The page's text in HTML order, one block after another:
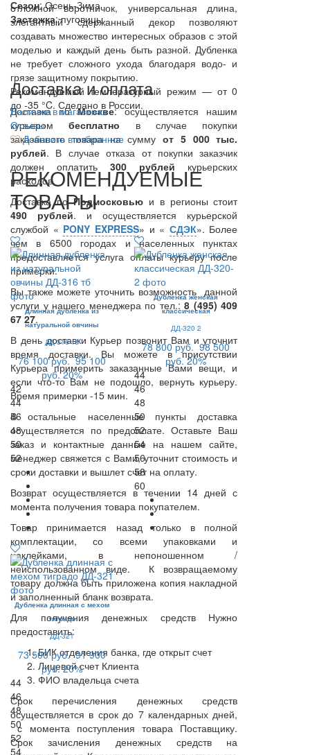
отложной воротничок, универсальная длина,
элегантный сдержанный декор позволяют
создавать множество интересных образов с этой
моделью и каждый день быть разной. Дубленка
не требует сложного ухода благодаря водо- и
грязе защитному покрытию.
Рекомендуемый температурный режим — от 0
до -35 °C. Сделано в России.
Сезон: Осень-Зима
Застежка: пуговицы
Доставка и оплата
Доставка поМоскве: осуществляется нашим
курьеромбесплатно в случае покупки
заказанного товара на суммуот 5 000 тыс.
рублей. В случае отказа от покупки заказчик
должен оплатить300 рублей курьерских
расходов.
Доставка поПодмосковью и в регионы стоит
490 рублей. и осуществляется курьерской
службой « PONY EXPRESS» и « СДЭК». Более
чем в 6500 городах и населенных пунктах
предоставляется услуга оплаты курьеру после
примерки.
Вы также можете уточнить возможность данной
услуги у нашего менеджера по тел.:8 (495) 409
67 27.
В день доставки Курьер позвонит Вам и уточнит
время доставки. Вы можете в присутствии
Курьера примерить заказанные Вами вещи, и
если что-то Вам не подошло, вернуть курьеру.
Время примерки -15 мин.
В остальные населенные пункты доставка
осуществляется по предоплате. Оставьте Ваш
заказ и контактные данные на нашем сайте,
менеджер свяжется с Вами, уточнит стоимость и
сроки доставки и вышлет счет на оплату.
Возврат осуществляется в течении 14 дней с
момента получения товара покупателем.
Товар принимается назад только в полной
комплектации, со всеми упаковками и
наклейками, в непоношенном /
неиспользованном виде. К возвращаемому
товару должна быть приложена копия накладной
и заполненный бланк возврата.
Для получения денежных средств Нужно
предоставить:
БИК отделения банка, где открыт счет
Лицевой счет Клиента
ФИО владельца счета
Срок перечисления денежных средств
осуществляется в срок до 7 календарных дней,
с момента поступления товара Поставщику.
Срок зачисления денежных средств на
Наличие в магазинах
Отзывы
Добавить в избранное
РЕКОМЕНДУЕМЫЕ
ТОВАРЫ
Длинная дубленка из
натуральной овчины
ДД-316 тб
76 100 руб. 95 100
руб. 20%
42
44
46
48
50
52
Дубленка женская
классическая
ДД-320 2
78 800 руб. 98 500
руб. 20%
44
46
48
50
52
54
56
58
60
Дубленка длинная с мехом
тиградо
ДД-321
73 500 руб. 91 900
руб. 20%
44
46
48
50
52
54